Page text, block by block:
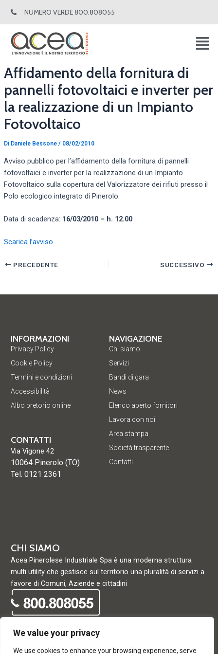
We value your privacy
We use cookies to enhance your browsing experience, serve
NUMERO VERDE 800.808055
Affidamento della fornitura di
pannelli fotovoltaici e inverter per
la realizzazione di un Impianto
Fotovoltaico
Di Daniele Bessone / 08/02/2010
Avviso pubblico per l’affidamento della fornitura di pannelli
fotovoltaici e inverter per la realizzazione di un Impianto
Fotovoltaico sulla copertura del Valorizzatore dei rifiuti presso il
Polo ecologico integrato di Pinerolo.
Data di scadenza: 16/03/2010 – h. 12.00
Scarica l’avviso
articoli
PRECEDENTE SUCCESSIVO
CHI SIAMO
Acea Pinerolese Industriale Spa è una moderna struttura
multi utility che gestisce sul territorio una pluralità di servizi a
favore di Comuni, Aziende e cittadini
NAVIGAZIONE
Chi siamo
Servizi
Bandi di gara
News
Elenco aperto fornitori
Lavora con noi
Area stampa
Società trasparente
Contatti
INFORMAZIONI
Privacy Policy
Cookie Policy
Termini e condizioni
Accessibilità
Albo pretorio online
CONTATTI
Via Vigone 42
10064 Pinerolo (TO)
Tel. 0121 2361